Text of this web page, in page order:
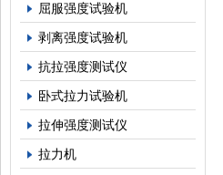
屈服强度试验机
剥离强度试验机
抗拉强度测试仪
卧式拉力试验机
拉伸强度测试仪
拉力机